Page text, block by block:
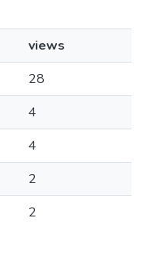
views
28
4
4
2
2